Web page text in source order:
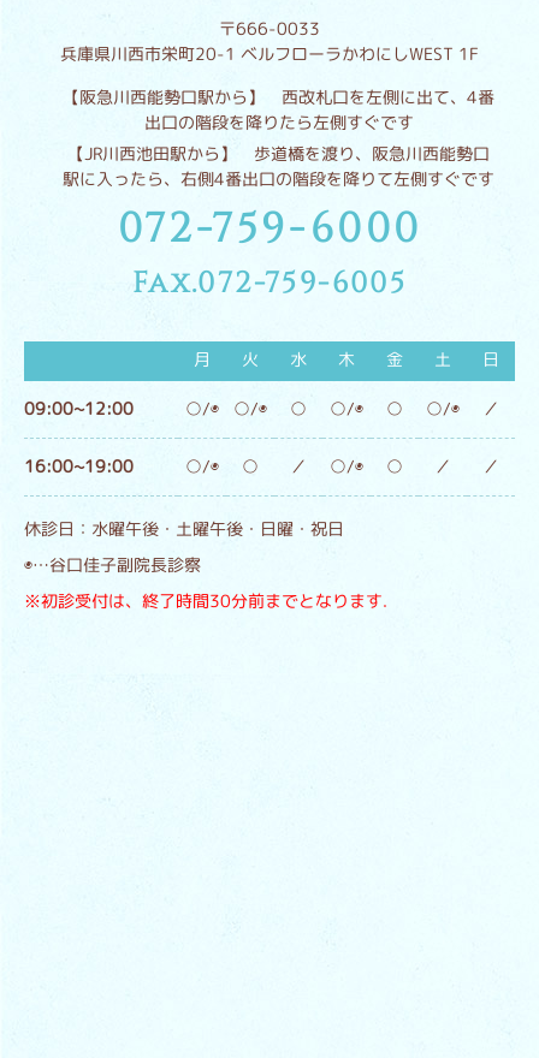
〒666-0033
兵庫県川西市栄町20-1 ベルフローラかわにしWEST 1F
【阪急川西能勢口駅から】 西改札口を左側に出て、4番
出口の階段を降りたら左側すぐです
【JR川西池田駅から】 歩道橋を渡り、阪急川西能勢口
駅に入ったら、右側4番出口の階段を降りて左側すぐです
072-759-6000
Fax.072-759-6005
月 火 水 木 金 土 日
09:00~12:00 ○/◉ ○/◉ ○ ○/◉ ○ ○/◉ ／
16:00~19:00 ○/◉ ○ ／ ○/◉ ○ ／ ／
休診日：水曜午後・土曜午後・日曜・祝日
◉…谷口佳子副院長診察
※初診受付は、終了時間30分前までとなります.